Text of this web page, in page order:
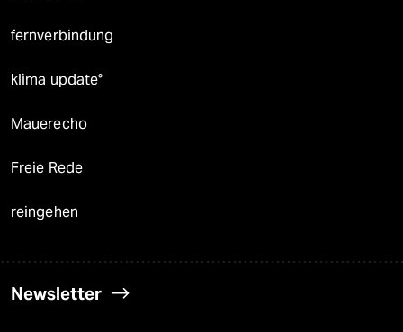
fernverbindung
klima update°
Mauerecho
Freie Rede
reingehen
Newsletter